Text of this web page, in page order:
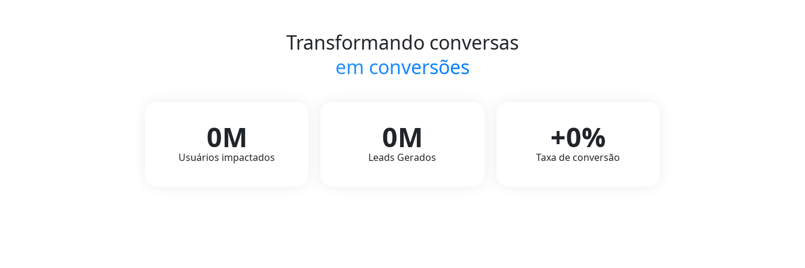
Transformando conversas
em conversões
0M
Usuários impactados
0M
Leads Gerados
+0%
Taxa de conversão